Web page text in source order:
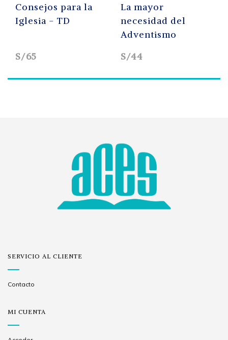
Consejos para la
Iglesia - TD
S/65
La mayor
necesidad del
Adventismo
S/44
SERVICIO AL CLIENTE
Contacto
MI CUENTA